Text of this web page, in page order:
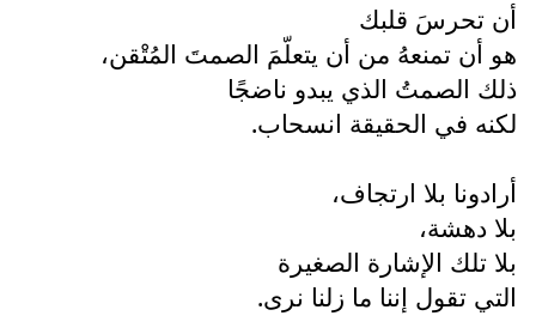
أن تحرسَ قلبك
هو أن تمنعهُ من أن يتعلّمَ الصمتَ المُتْقن،
ذلك الصمتُ الذي يبدو ناضجًا
لكنه في الحقيقة انسحاب.
أرادونا بلا ارتجاف،
بلا دهشة،
بلا تلك الإشارة الصغيرة
التي تقول إننا ما زلنا نرى.